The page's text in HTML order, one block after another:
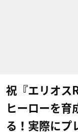
祝『エリオス
ヒーローを育
る！実際にプ